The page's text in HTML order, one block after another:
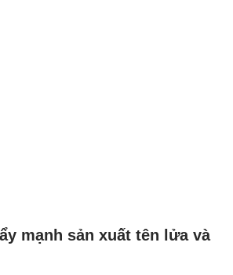
mạnh sản xuất tên lửa và